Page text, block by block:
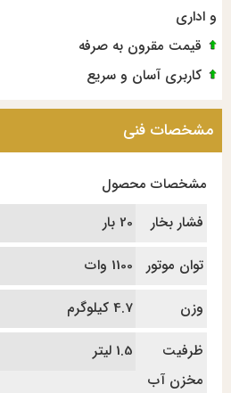
و اداری
قیمت مقرون به صرفه
کاربری آسان و سریع
مشخصات فنی
مشخصات محصول
فشار بخار
20 بار
توان موتور
1100 وات
وزن
4.7 کیلوگرم
ظرفیت
مخزن آب
1.5 لیتر